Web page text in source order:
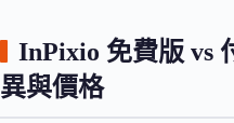
InPixio 免費版 vs
異與價格